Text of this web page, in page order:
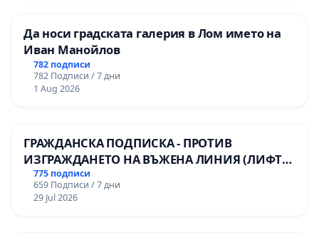
Да носи градската галерия в Лом името на
Иван Манойлов
782 подписи
782 Подписи / 7 дни
1 Aug 2026
ГРАЖДАНСКА ПОДПИСКА - ПРОТИВ
ИЗГРАЖДАНЕТО НА ВЪЖЕНА ЛИНИЯ (ЛИФТ)
НА ТЕРИТОРИЯТА НА ПРИРОДНА
ЗАБЕЛЕЖИТЕЛНОСТ „ХЪЛМ НА
ОСВОБОДИТЕЛИТЕ“ (БУНАРДЖИК)
775 подписи
659 Подписи / 7 дни
29 Jul 2026